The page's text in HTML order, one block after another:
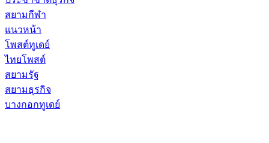
สยามกีฬา
แนวหน้า
โพสต์ทูเดย์
ไทยโพสต์
สยามรัฐ
สยามธุรกิจ
บางกอกทูเดย์